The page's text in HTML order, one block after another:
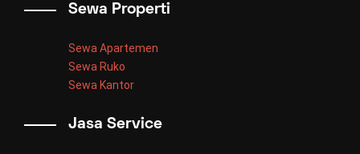
Sewa Properti
Sewa Apartemen
Sewa Ruko
Sewa Kantor
Jasa Service